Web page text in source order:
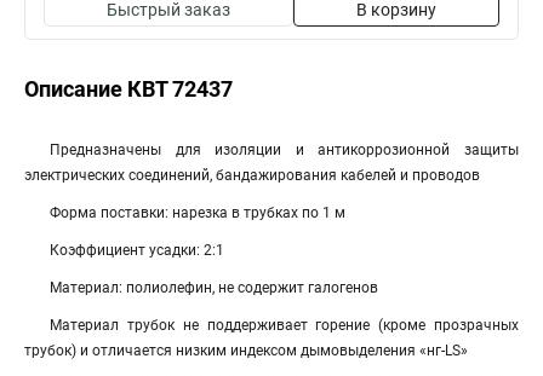
Быстрый заказ В корзину
Описание КВТ 72437
Предназначены для изоляции и антикоррозионной защиты
электрических соединений, бандажирования кабелей и проводов
Форма поставки: нарезка в трубках по 1 м
Коэффициент усадки: 2:1
Материал: полиолефин, не содержит галогенов
Материал трубок не поддерживает горение (кроме прозрачных
трубок) и отличается низким индексом дымовыделения «нг-LS»